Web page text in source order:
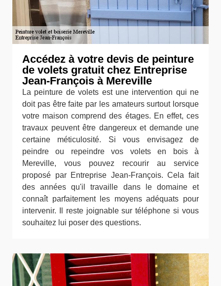
Accédez à votre devis de peinture
de volets gratuit chez Entreprise
Jean-François à Mereville
La peinture de volets est une intervention qui ne
doit pas être faite par les amateurs surtout lorsque
votre maison comprend des étages. En effet, ces
travaux peuvent être dangereux et demande une
certaine méticulosité. Si vous envisagez de
peindre ou repeindre vos volets en bois à
Mereville, vous pouvez recourir au service
proposé par Entreprise Jean-François. Cela fait
des années qu'il travaille dans le domaine et
connaît parfaitement les moyens adéquats pour
intervenir. Il reste joignable sur téléphone si vous
souhaitez lui poser des questions.